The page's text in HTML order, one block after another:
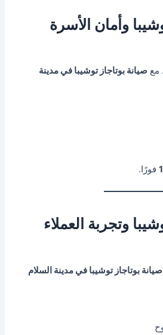
وأمان الأسرة
معصيانة بوتاجاز توشيبا في مدينة
فورًا.
وتجربة العملاء
صيانة بوتاجاز توشيبا في مدينة السلام